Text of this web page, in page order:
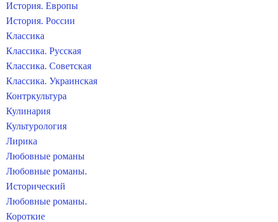
История. Европы
История. России
Классика
Классика. Русская
Классика. Советская
Классика. Украинская
Контркультура
Кулинария
Культурология
Лирика
Любовные романы
Любовные романы.
Исторический
Любовные романы.
Короткие